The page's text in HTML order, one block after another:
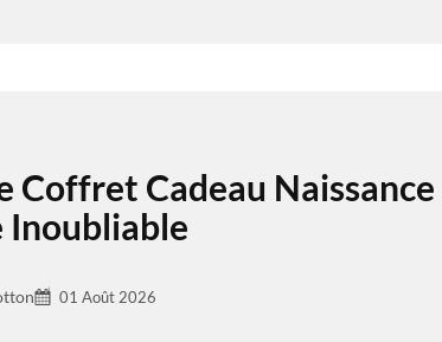
Coffret Cadeau
Inoubliable
01 Août 2026